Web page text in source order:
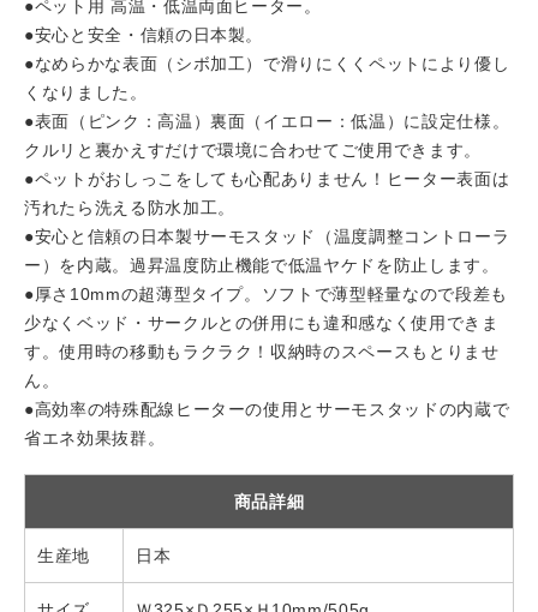
●ペット用 高温・低温両面ヒーター。
●安心と安全・信頼の日本製。
●なめらかな表面（シボ加工）で滑りにくくペットにより優し
くなりました。
●表面（ピンク：高温）裏面（イエロー：低温）に設定仕様。
クルリと裏かえすだけで環境に合わせてご使用できます。
●ペットがおしっこをしても心配ありません！ヒーター表面は
汚れたら洗える防水加工。
●安心と信頼の日本製サーモスタッド（温度調整コントローラ
ー）を内蔵。過昇温度防止機能で低温ヤケドを防止します。
●厚さ10mmの超薄型タイプ。ソフトで薄型軽量なので段差も
少なくベッド・サークルとの併用にも違和感なく使用できま
す。使用時の移動もラクラク！収納時のスペースもとりませ
ん。
●高効率の特殊配線ヒーターの使用とサーモスタッドの内蔵で
省エネ効果抜群。
商品詳細
生産地 日本